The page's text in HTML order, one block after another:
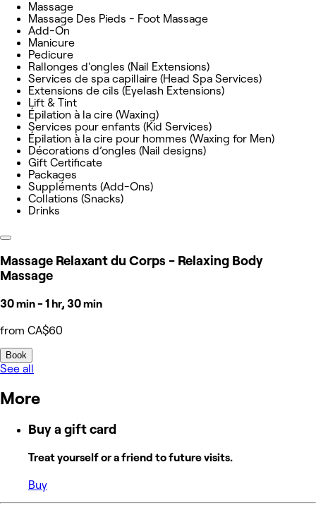
Massage
Massage Des Pieds - Foot Massage
Add-On
Manicure
Pedicure
Rallonges d'ongles (Nail Extensions)
Services de spa capillaire (Head Spa Services)
Extensions de cils (Eyelash Extensions)
Lift & Tint
Épilation à la cire (Waxing)
Services pour enfants (Kid Services)
Épilation à la cire pour hommes (Waxing for Men)
Décorations d’ongles (Nail designs)
Gift Certificate
Packages
Suppléments (Add-Ons)
Collations (Snacks)
Drinks
Massage Relaxant du Corps - Relaxing Body
Massage
30 min - 1 hr, 30 min
from CA$60
Book
See all
More
Buy a gift card
Treat yourself or a friend to future visits.
Buy